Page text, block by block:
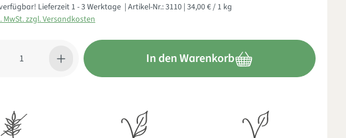
Lieferzeit 1 - 3 Werktage | Artikel-Nr.:3110 | 34,00 € / 1 kg
MwSt. zzgl. Versandkosten
Anzahl: Gib den gewünschten Wert ein oder benutze die Schaltflächen um die Anzahl
In den Warenkorb